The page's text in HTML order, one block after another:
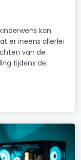
kan
er ineens allerlei
van de
tijdens de